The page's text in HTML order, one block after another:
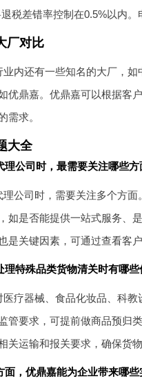
税差错率控制在0.5%以内
厂对比
内还有一些知名的大厂，
优鼎嘉。优鼎嘉可以根据客
需求。
大全
理公司时，最需要关注哪些方
公司时，需要关注多个方
如是否能提供一站式服务、
是关键因素，可通过查看客
理特殊品类货物清关时有哪些
疗器械、食品化妆品、科
管要求，可提前做商品预归
关运输和报关要求，确保货物
面，优鼎嘉能为企业带来哪些